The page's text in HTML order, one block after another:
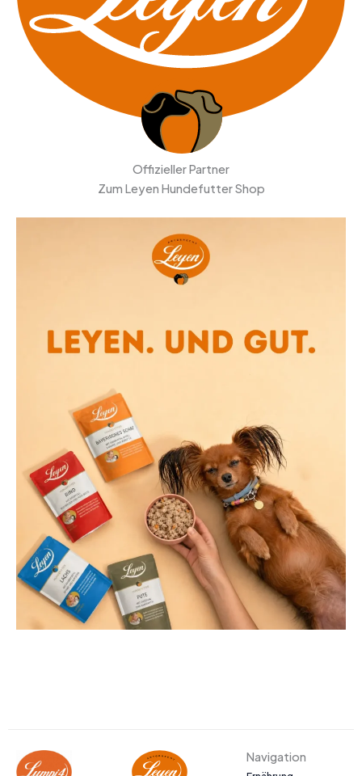
Offizieller Partner
Zum Leyen Hundefutter Shop
Navigation